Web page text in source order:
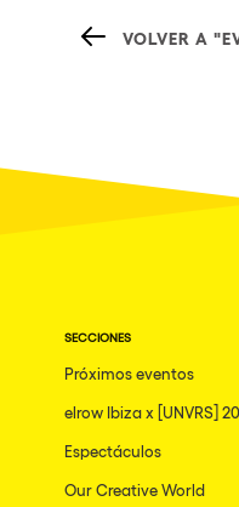
VOLVER A
SECCIONES
Próximos eventos
elrow Ibiza x [UNVRS]
Espectáculos
Our Creative World